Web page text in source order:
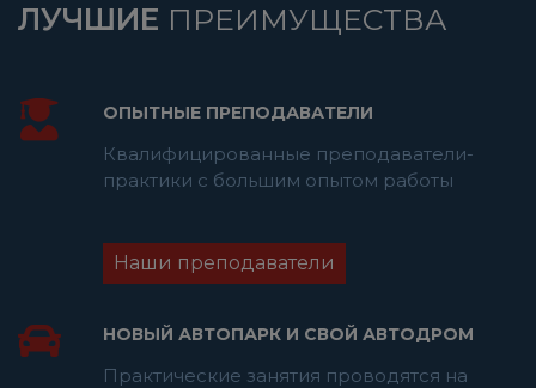
ЛУЧШИЕ ПРЕИМУЩЕСТВА
ОПЫТНЫЕ ПРЕПОДАВАТЕЛИ
Квалифицированные преподаватели-
практики с большим опытом работы
Наши преподаватели
НОВЫЙ АВТОПАРК И СВОЙ АВТОДРОМ
Практические занятия проводятся на